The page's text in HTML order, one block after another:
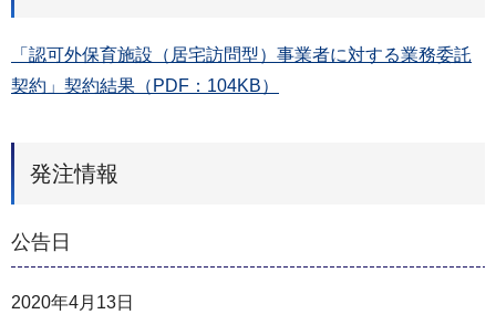
「認可外保育施設（居宅訪問型）事業者に対する業務委託
契約」契約結果（PDF：104KB）
発注情報
公告日
2020年4月13日